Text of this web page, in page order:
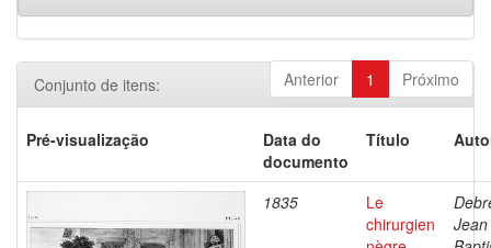
Anterior 1 Próximo
Conjunto de itens:
Pré-visualização
Data do
documento
Título
1835
Le
chirurgien
Jean